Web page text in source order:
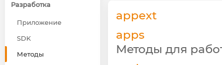
Разработка
Приложение
SDK
Методы
appext
apps
Методы для